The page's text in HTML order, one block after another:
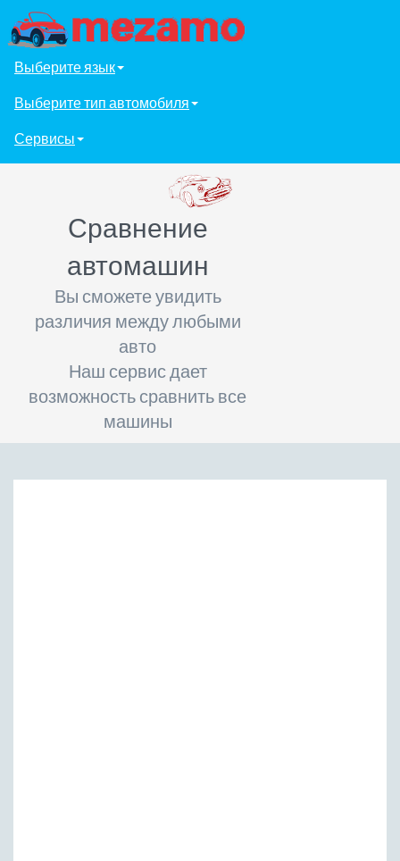
Выберите язык
Выберите тип автомобиля
Сервисы
Сравнение
автомашин
Вы сможете увидить
различия между любыми
авто
Наш сервис дает
возможность сравнить все
машины